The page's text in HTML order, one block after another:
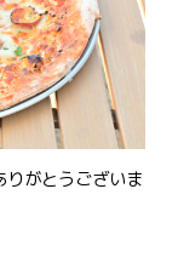
りがとうございま